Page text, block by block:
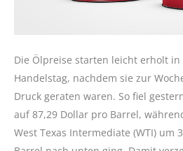
Die Ölpreise starten leicht erholt
Handelstag, nachdem sie zur
Druck geraten waren. So fiel
auf 87,29 Dollar pro Barrel,
West Texas Intermediate (WTI) um